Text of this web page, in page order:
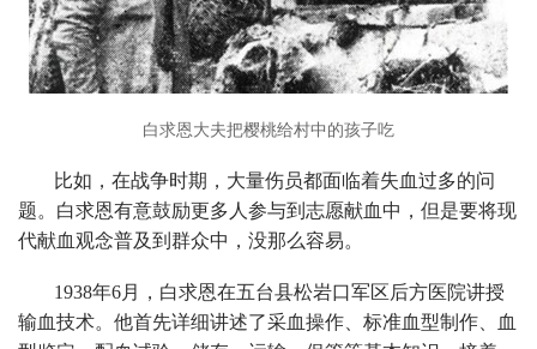
白求恩大夫把樱桃给村中的孩子吃
比如，在战争时期，大量伤员都面临着失血过多的问
题。白求恩有意鼓励更多人参与到志愿献血中，但是要将现
代献血观念普及到群众中，没那么容易。
1938年6月，白求恩在五台县松岩口军区后方医院讲授
输血技术。他首先详细讲述了采血操作、标准血型制作、血